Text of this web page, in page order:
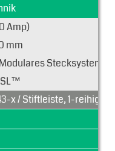
Amp)
mm
Stecksystem
x / Stiftleiste, 1-reihig